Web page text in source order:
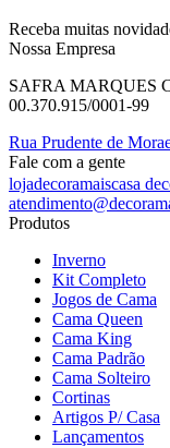
Receba muitas
Nossa Empresa
SAFRA MARQUES
00.370.915/0001-99
Rua Prudente de
Fale com a gente
lojadecoramaiscasa
Produtos
Inverno
Kit Completo
Jogos de Cama
Cama Queen
Cama King
Cama Padrão
Cama Solteiro
Cortinas
Artigos P/ Casa
Lançamentos